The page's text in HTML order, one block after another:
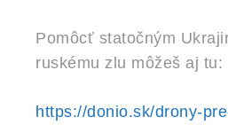
Pomôcť statočným
ruskému zlu môžeš aj tu:
https://donio.sk/drony-